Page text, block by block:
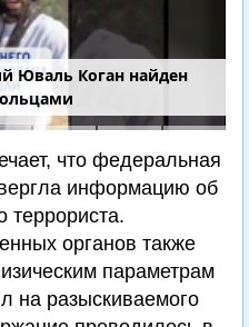
Юваль Коган найден
что федеральная
информацию об
террориста.
органов также
параметрам
на разыскиваемого